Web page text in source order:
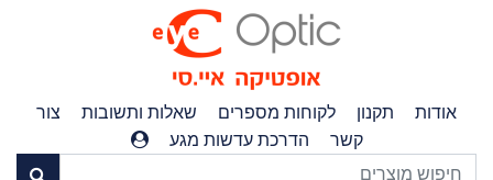
אודות תקנון לקוחות מספרים שאלות ותשובות
צור
קשר
הדרכת עדשות מגע